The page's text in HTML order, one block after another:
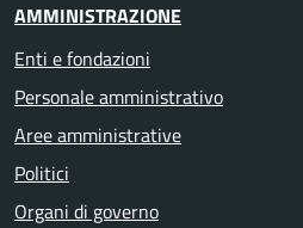
AMMINISTRAZIONE
Enti e fondazioni
Personale amministrativo
Aree amministrative
Politici
Organi di governo